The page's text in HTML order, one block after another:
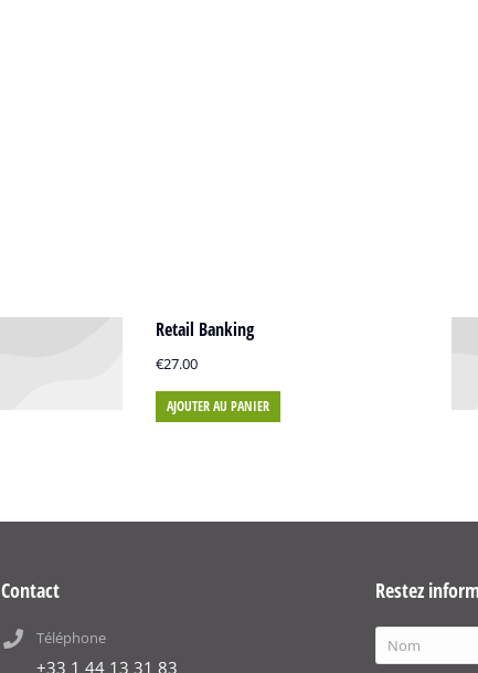
Retail Banking
€27.00
AJOUTER AU PANIER
Contact
Téléphone
+33 1 44 13 31 83
Restez